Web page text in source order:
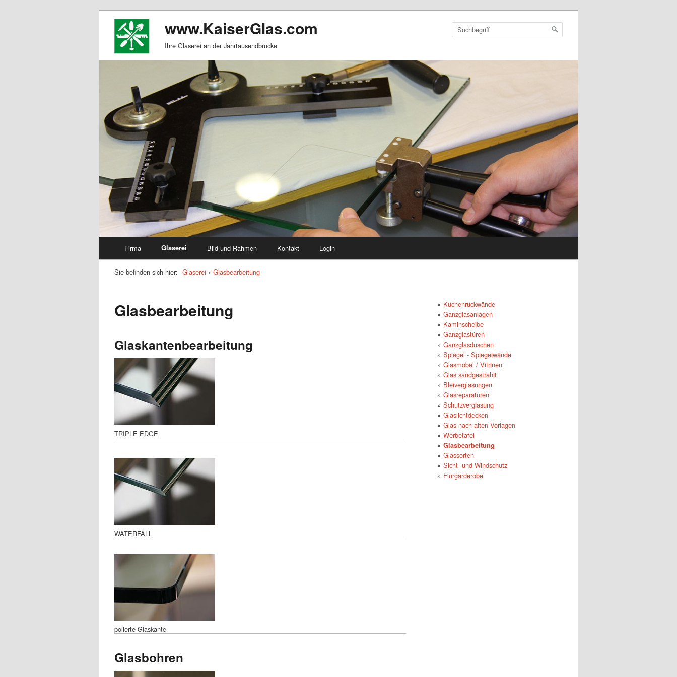
www.KaiserGlas.com
Ihre Glaserei an der Jahrtausendbrücke
Firma Glaserei Bild und Rahmen Kontakt Login
Sie befinden sich hier: Glaserei › Glasbearbeitung
Küchenrückwände
Ganzglasanlagen
Kaminscheibe
Ganzglastüren
Ganzglasduschen
Spiegel - Spiegelwände
Glasmöbel / Vitrinen
Glas sandgestrahlt
Bleiverglasungen
Glasreparaturen
Schutzverglasung
Glaslichtdecken
Glas nach alten Vorlagen
Werbetafel
Glasbearbeitung
Glassorten
Sicht- und Windschutz
Flurgarderobe
Glasbearbeitung
Glaskantenbearbeitung
TRIPLE EDGE
WATERFALL
polierte Glaskante
Glasbohren